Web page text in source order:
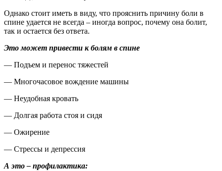
Однако стоит иметь в виду, что прояснить причину боли в
спине удается не всегда – иногда вопрос, почему она болит,
так и остается без ответа.
Это может привести к болям в спине
— Подъем и перенос тяжестей
— Многочасовое вождение машины
— Неудобная кровать
— Долгая работа стоя и сидя
— Ожирение
— Стрессы и депрессия
А это – профилактика: